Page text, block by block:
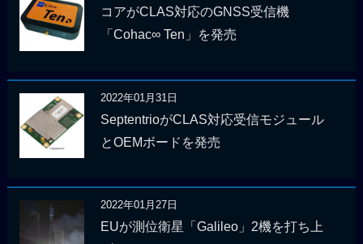
コアがCLAS対応のGNSS受信機
「Cohac∞ Ten」を発売
2022年01月31日
SeptentrioがCLAS対応受信モジュール
とOEMボードを発売
2022年01月27日
EUが測位衛星「Galileo」2機を打ち上